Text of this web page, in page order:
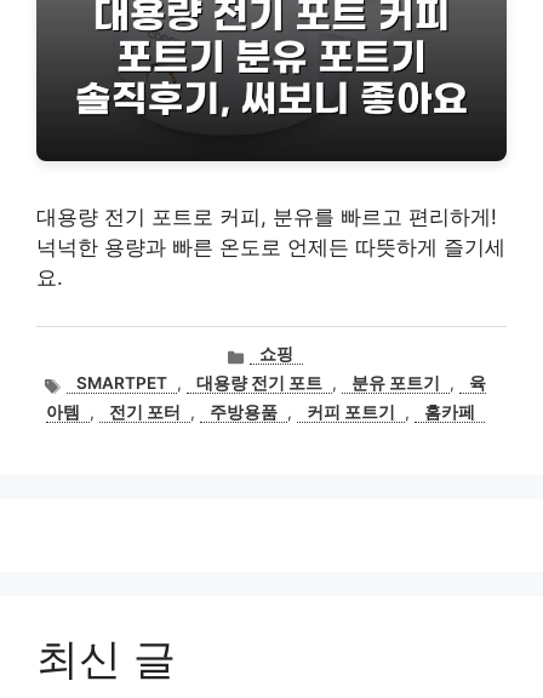
대용량 전기 포트로 커피, 분유를 빠르고 편리하게!
넉넉한 용량과 빠른 온도로 언제든 따뜻하게 즐기세
요.
카
테
고
리
쇼핑
태
그
SMARTPET , 대용량 전기 포트 , 분유 포트기 ,
육
아템
, 전기 포터 , 주방용품 , 커피 포트기 , 홈카페
최신 글